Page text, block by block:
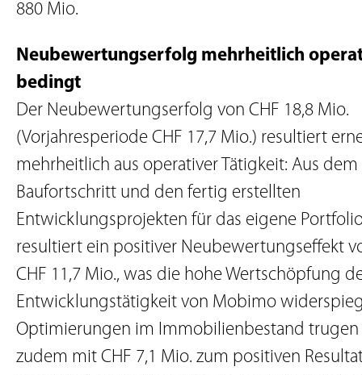
880 Mio.
Neubewertungserfolg mehrheitlich
bedingt
Der Neubewertungserfolg von CHF 18,8 Mio.
(Vorjahresperiode CHF 17,7 Mio.) resultiert
mehrheitlich aus operativer Tätigkeit: Aus dem
Baufortschritt und den fertig erstellten
Entwicklungsprojekten für das eigene
resultiert ein positiver Neubewertungseffekt
CHF 11,7 Mio., was die hohe Wertschöpfung
Entwicklungstätigkeit von Mobimo
Optimierungen im Immobilienbestand trugen
zudem mit CHF 7,1 Mio. zum positiven